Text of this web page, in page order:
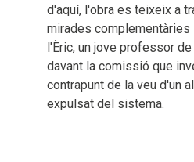
d'aquí, l'obra es teixeix a
mirades complementàries
l'Èric, un jove professor
davant la comissió que
contrapunt de la veu d'un
expulsat del sistema.